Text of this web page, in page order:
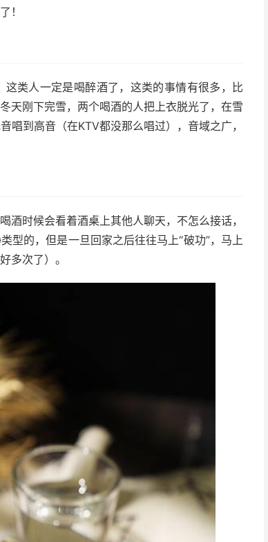
！
类人一定是喝醉酒了，这类的事情有很多，比
天刚下完雪，两个喝酒的人把上衣脱光了，在雪
到高音（在KTV都没那么唱过），音域之广，
时候会看着酒桌上其他人聊天，不怎么接话，
型的，但是一旦回家之后往往马上“破功”，马上
多次了）。